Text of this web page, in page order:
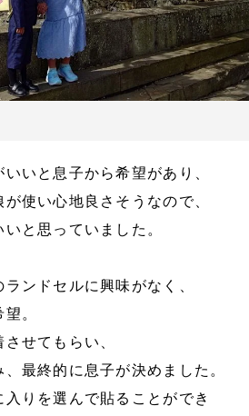
いと息子から希望があり、
使い心地良さそうなので、
と思っていました。
ンドセルに興味がなく、
。
せてもらい、
最終的に息子が決めました。
りを選んで貼ることができ